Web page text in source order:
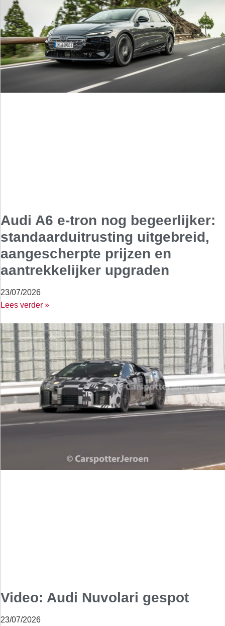
Audi A6 e-tron nog begeerlijker:
standaarduitrusting uitgebreid,
aangescherpte prijzen en
aantrekkelijker upgraden
23/07/2026
Lees verder »
Video: Audi Nuvolari gespot
23/07/2026